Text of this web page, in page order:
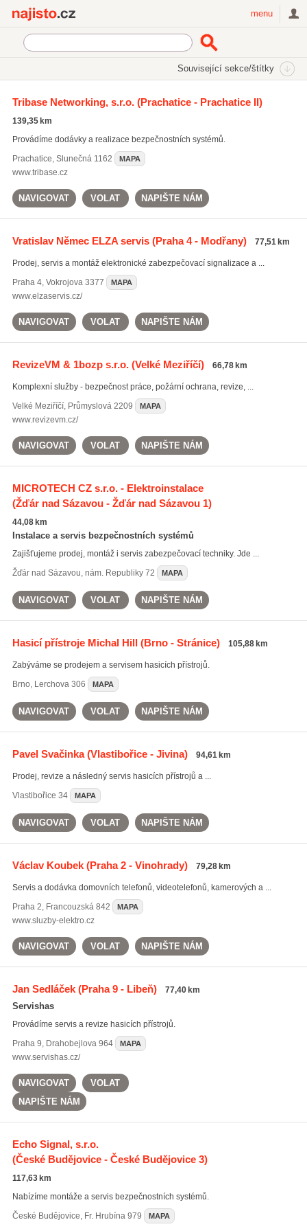
menu
Související sekce/štítky
Servisy bezpečnostní techniky
Tribase Networking, s.r.o.(Prachatice - Prachatice II)
139,35 km
Provádíme dodávky a realizace bezpečnostních systémů.
Prachatice, Slunečná 1162 MAPA
www.tribase.cz
NAVIGOVAT VOLAT NAPIŠTE NÁM
Vratislav Němec ELZA servis(Praha 4 - Modřany) 77,51 km
Prodej, servis a montáž elektronické zabezpečovací signalizace a ...
Praha 4, Vokrojova 3377 MAPA
www.elzaservis.cz/
NAVIGOVAT VOLAT NAPIŠTE NÁM
RevizeVM & 1bozp s.r.o.(Velké Meziříčí) 66,78 km
Komplexní služby - bezpečnost práce, požární ochrana, revize, ...
Velké Meziříčí, Průmyslová 2209 MAPA
www.revizevm.cz/
NAVIGOVAT VOLAT NAPIŠTE NÁM
MICROTECH CZ s.r.o. - Elektroinstalace
(Žďár nad Sázavou - Žďár nad Sázavou 1)
44,08 km
Instalace a servis bezpečnostních systémů
Zajišťujeme prodej, montáž i servis zabezpečovací techniky. Jde ...
Žďár nad Sázavou, nám. Republiky 72 MAPA
NAVIGOVAT VOLAT NAPIŠTE NÁM
Hasicí přístroje Michal Hill(Brno - Stránice) 105,88 km
Zabýváme se prodejem a servisem hasicích přístrojů.
Brno, Lerchova 306 MAPA
NAVIGOVAT VOLAT NAPIŠTE NÁM
Pavel Svačinka(Vlastibořice - Jivina) 94,61 km
Prodej, revize a následný servis hasicích přístrojů a ...
Vlastibořice 34 MAPA
NAVIGOVAT VOLAT NAPIŠTE NÁM
Václav Koubek(Praha 2 - Vinohrady) 79,28 km
Servis a dodávka domovních telefonů, videotelefonů, kamerových a ...
Praha 2, Francouzská 842 MAPA
www.sluzby-elektro.cz
NAVIGOVAT VOLAT NAPIŠTE NÁM
Jan Sedláček(Praha 9 - Libeň) 77,40 km
Servishas
Provádíme servis a revize hasicích přístrojů.
Praha 9, Drahobejlova 964 MAPA
www.servishas.cz/
NAVIGOVAT
VOLAT
NAPIŠTE NÁM
Echo Signal, s.r.o.
(České Budějovice - České Budějovice 3)
117,63 km
Nabízíme montáže a servis bezpečnostních systémů.
České Budějovice, Fr. Hrubína 979 MAPA